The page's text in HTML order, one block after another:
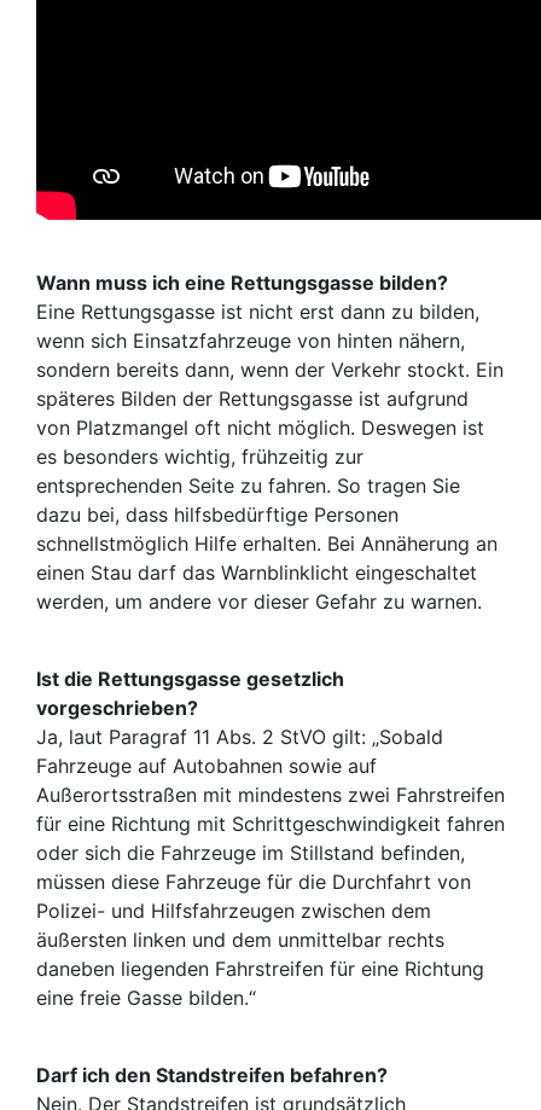
Wann muss ich eine Rettungsgasse bilden?
Eine Rettungsgasse ist nicht erst dann zu bilden,
wenn sich Einsatzfahrzeuge von hinten nähern,
sondern bereits dann, wenn der Verkehr stockt. Ein
späteres Bilden der Rettungsgasse ist aufgrund
von Platzmangel oft nicht möglich. Deswegen ist
es besonders wichtig, frühzeitig zur
entsprechenden Seite zu fahren. So tragen Sie
dazu bei, dass hilfsbedürftige Personen
schnellstmöglich Hilfe erhalten. Bei Annäherung an
einen Stau darf das Warnblinklicht eingeschaltet
werden, um andere vor dieser Gefahr zu warnen.
Ist die Rettungsgasse gesetzlich
vorgeschrieben?
Ja, laut Paragraf 11 Abs. 2 StVO gilt: „Sobald
Fahrzeuge auf Autobahnen sowie auf
Außerortsstraßen mit mindestens zwei Fahrstreifen
für eine Richtung mit Schrittgeschwindigkeit fahren
oder sich die Fahrzeuge im Stillstand befinden,
müssen diese Fahrzeuge für die Durchfahrt von
Polizei- und Hilfsfahrzeugen zwischen dem
äußersten linken und dem unmittelbar rechts
daneben liegenden Fahrstreifen für eine Richtung
eine freie Gasse bilden.“
Darf ich den Standstreifen befahren?
Nein. Der Standstreifen ist grundsätzlich